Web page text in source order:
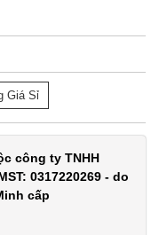
Giá Sỉ
công ty TNHH
0317220269 - do
cấp